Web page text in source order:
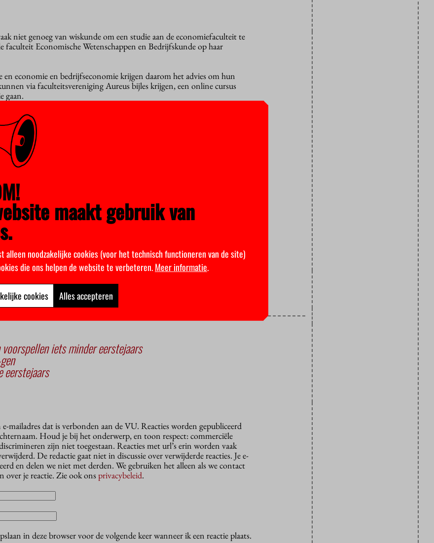
niet genoeg van wiskunde om een studie aan de economiefaculteit te
faculteit Economische Wetenschappen en Bedrijfskunde op haar
en economie en bedrijfseconomie krijgen daarom het advies om hun
via faculteitsvereniging Aureus bijles krijgen, een online cursus
gaan.
waarmee aanstaande studenten nog snel kunnen kijken of hun
die op deze
te moeten stoppen met hun studie, aldus docent Reinout Heijungs, die
economieopleidingen wordt onderschat”, zegt Heijungs. “Scholen
economie en bedrijven willen doen om wiskunde A te doen, maar voor
beter.”
studenten toegestuurd hebben gekregen, en het advies om nog
helpen om het wiskundeniveau van studenten bij te spijkeren, moet
dat de faculteit studenten aanspoort om al aan de slag te gaan nog
is.
CC)
iets minder eerstejaars
eerstejaars
mailadres dat is verbonden aan de VU. Reacties worden gepubliceerd
Houd je bij het onderwerp, en toon respect: commerciële
zijn niet toegestaan. Reacties met url’s erin worden vaak
De redactie gaat niet in discussie over verwijderde reacties. Je e-
en delen we niet met derden. We gebruiken het alleen als we contact
over je reactie. Zie ook onsprivacybeleid.
in deze browser voor de volgende keer wanneer ik een reactie plaats.
maakt gebruik van
alleen noodzakelijke cookies (voor het technisch functioneren van de site)
die ons helpen de website te verbeteren.Meer informatie.
cookies Alles accepteren